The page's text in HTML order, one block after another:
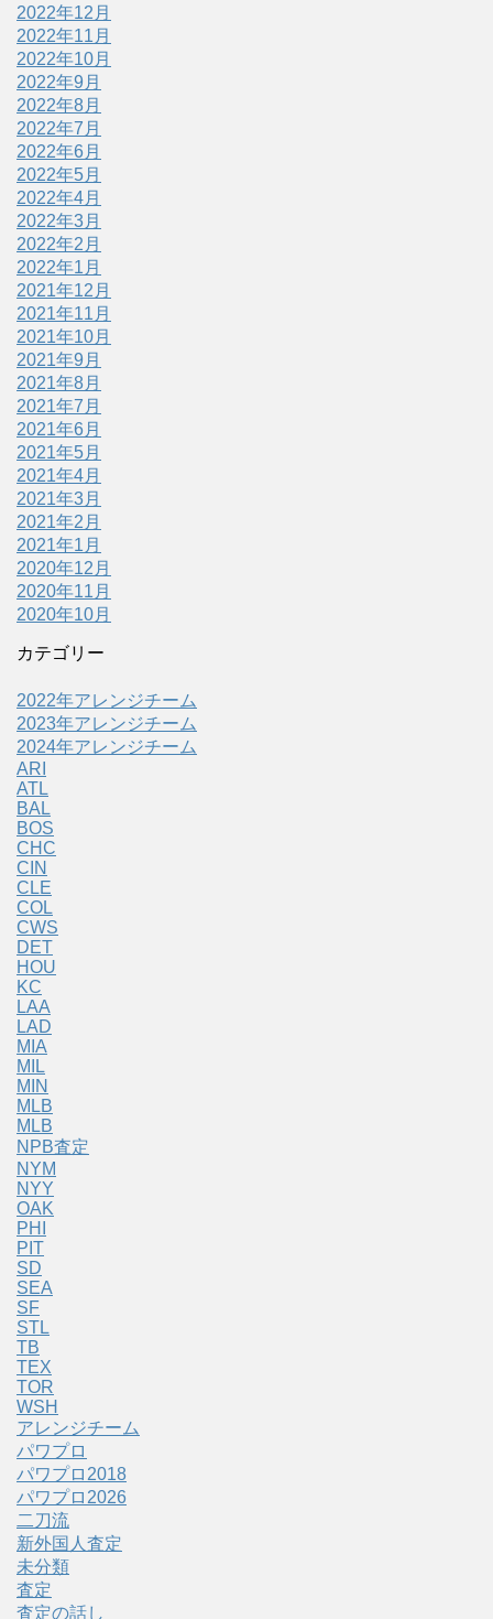
2022年12月
2022年11月
2022年10月
2022年9月
2022年8月
2022年7月
2022年6月
2022年5月
2022年4月
2022年3月
2022年2月
2022年1月
2021年12月
2021年11月
2021年10月
2021年9月
2021年8月
2021年7月
2021年6月
2021年5月
2021年4月
2021年3月
2021年2月
2021年1月
2020年12月
2020年11月
2020年10月
カテゴリー
2022年アレンジチーム
2023年アレンジチーム
2024年アレンジチーム
ARI
ATL
BAL
BOS
CHC
CIN
CLE
COL
CWS
DET
HOU
KC
LAA
LAD
MIA
MIL
MIN
MLB
MLB
NPB査定
NYM
NYY
OAK
PHI
PIT
SD
SEA
SF
STL
TB
TEX
TOR
WSH
アレンジチーム
パワプロ
パワプロ2018
パワプロ2026
二刀流
新外国人査定
未分類
査定
査定の話し